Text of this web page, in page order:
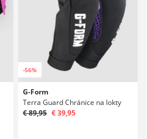
-56%
G-Form
Terra Guard Chránice na lokty
€ 89,95 € 39,95